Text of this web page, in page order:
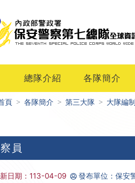
總隊介紹 各隊簡介
頁 各隊簡介 第三大隊 大隊編制
員
日期：113-04-09 發布單位：保安